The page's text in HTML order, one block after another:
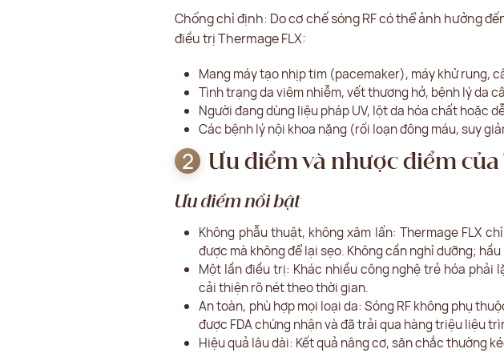
Chống chỉ định: Do cơ chế sóng RF có thể ảnh hưởng
điều trị Thermage FLX:
Mang máy tạo nhịp tim (pacemaker), máy khử rung,
Tình trạng da viêm nhiễm, vết thương hở, bệnh lý da
Người đang dùng liệu pháp UV, lột da hóa chất hoặc
Các bệnh lý nội khoa nặng (rối loạn đông máu, suy
Ưu điểm và nhược điểm của
Ưu điểm nổi bật
Không phẫu thuật, không xâm lấn: Thermage FLX
được mà không để lại sẹo. Không cần nghỉ dưỡng;
Một lần điều trị: Khác nhiều công nghệ trẻ hóa phải
cải thiện rõ nét theo thời gian.
An toàn, phù hợp mọi loại da: Sóng RF không phụ
được FDA chứng nhận và đã trải qua hàng triệu liệu
Hiệu quả lâu dài: Kết quả nâng cơ, săn chắc thường